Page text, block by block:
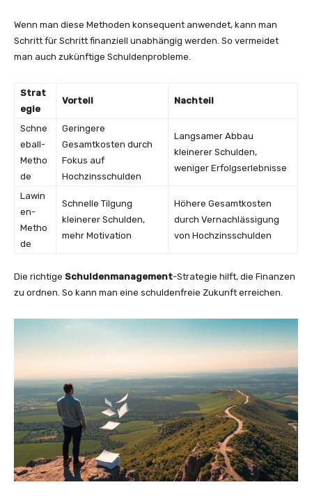
Wenn man diese Methoden konsequent anwendet, kann man
Schritt für Schritt finanziell unabhängig werden. So vermeidet
man auch zukünftige Schuldenprobleme.
Strat
egie
Vorteil Nachteil
Schne
eball-
Metho
de
Geringere
Gesamtkosten durch
Fokus auf
Hochzinsschulden
Langsamer Abbau
kleinerer Schulden,
weniger Erfolgserlebnisse
Lawin
en-
Metho
de
Schnelle Tilgung
kleinerer Schulden,
mehr Motivation
Höhere Gesamtkosten
durch Vernachlässigung
von Hochzinsschulden
Die richtige Schuldenmanagement-Strategie hilft, die Finanzen
zu ordnen. So kann man eine schuldenfreie Zukunft erreichen.